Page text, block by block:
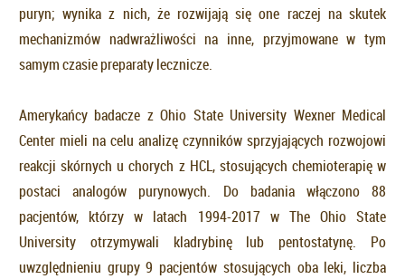
puryn; wynika z nich, że rozwijają się one raczej na skutek
mechanizmów nadwrażliwości na inne, przyjmowane w tym
samym czasie preparaty lecznicze.
Amerykańcy badacze z Ohio State University Wexner Medical
Center mieli na celu analizę czynników sprzyjających rozwojowi
reakcji skórnych u chorych z HCL, stosujących chemioterapię w
postaci analogów purynowych. Do badania włączono 88
pacjentów, którzy w latach 1994-2017 w The Ohio State
University otrzymywali kladrybinę lub pentostatynę. Po
uwzględnieniu grupy 9 pacjentów stosujących oba leki, liczba